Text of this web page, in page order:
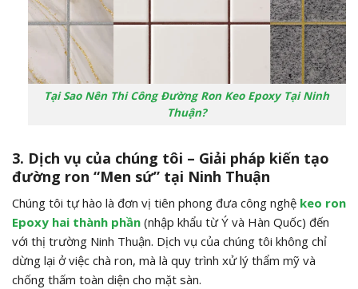
Tại Sao Nên Thi Công Đường Ron Keo Epoxy Tại Ninh
Thuận?
3. Dịch vụ của chúng tôi – Giải pháp kiến tạo
đường ron “Men sứ” tại Ninh Thuận
Chúng tôi tự hào là đơn vị tiên phong đưa công nghệ keo ron
Epoxy hai thành phần (nhập khẩu từ Ý và Hàn Quốc) đến
với thị trường Ninh Thuận. Dịch vụ của chúng tôi không chỉ
dừng lại ở việc chà ron, mà là quy trình xử lý thẩm mỹ và
chống thấm toàn diện cho mặt sàn.